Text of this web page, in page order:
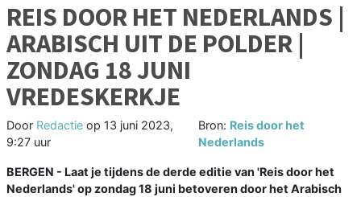
REIS DOOR HET NEDERLANDS |
ARABISCH UIT DE POLDER |
ZONDAG 18 JUNI
VREDESKERKJE
Door Redactie op 13 juni 2023,
9:27 uur
Bron: Reis door het
Nederlands
BERGEN - Laat je tijdens de derde editie van 'Reis door het
Nederlands' op zondag 18 juni betoveren door het Arabisch